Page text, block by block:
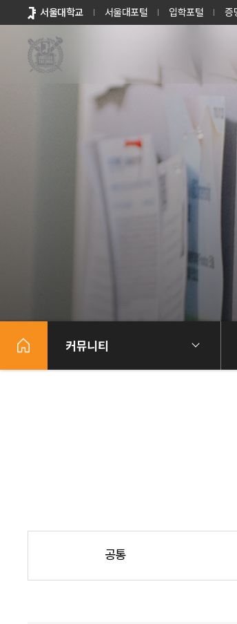
바로가기
메뉴
서울대학교 서울대포털 입학포털 증
커뮤니티
공통